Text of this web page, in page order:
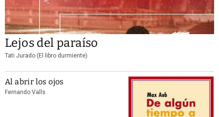
Lejos del paraíso
Tati Jurado (El libro durmiente)
Al abrir los ojos
Fernando Valls